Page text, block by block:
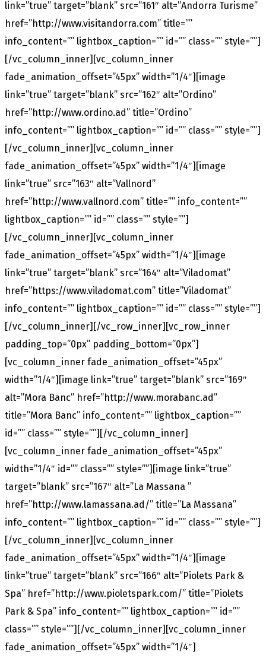
link=”true” target=”blank” src=”161″ alt=”Andorra Turisme”
href=”http://www.visitandorra.com” title=””
info_content=”” lightbox_caption=”” id=”” class=”” style=””]
[/vc_column_inner][vc_column_inner
fade_animation_offset=”45px” width=”1/4″][image
link=”true” target=”blank” src=”162″ alt=”Ordino”
href=”http://www.ordino.ad” title=”Ordino”
info_content=”” lightbox_caption=”” id=”” class=”” style=””]
[/vc_column_inner][vc_column_inner
fade_animation_offset=”45px” width=”1/4″][image
link=”true” src=”163″ alt=”Vallnord”
href=”http://www.vallnord.com” title=”” info_content=””
lightbox_caption=”” id=”” class=”” style=””]
[/vc_column_inner][vc_column_inner
fade_animation_offset=”45px” width=”1/4″][image
link=”true” target=”blank” src=”164″ alt=”Viladomat”
href=”https://www.viladomat.com” title=”Viladomat”
info_content=”” lightbox_caption=”” id=”” class=”” style=””]
[/vc_column_inner][/vc_row_inner][vc_row_inner
padding_top=”0px” padding_bottom=”0px”]
[vc_column_inner fade_animation_offset=”45px”
width=”1/4″][image link=”true” target=”blank” src=”169″
alt=”Mora Banc” href=”http://www.morabanc.ad”
title=”Mora Banc” info_content=”” lightbox_caption=””
id=”” class=”” style=””][/vc_column_inner]
[vc_column_inner fade_animation_offset=”45px”
width=”1/4″ id=”” class=”” style=””][image link=”true”
target=”blank” src=”167″ alt=”La Massana ”
href=”http://www.lamassana.ad/” title=”La Massana”
info_content=”” lightbox_caption=”” id=”” class=”” style=””]
[/vc_column_inner][vc_column_inner
fade_animation_offset=”45px” width=”1/4″][image
link=”true” target=”blank” src=”166″ alt=”Piolets Park &
Spa” href=”http://www.pioletspark.com/” title=”Piolets
Park & Spa” info_content=”” lightbox_caption=”” id=””
class=”” style=””][/vc_column_inner][vc_column_inner
fade_animation_offset=”45px” width=”1/4″]